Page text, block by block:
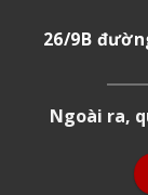
26/9B
Ngoài ra,